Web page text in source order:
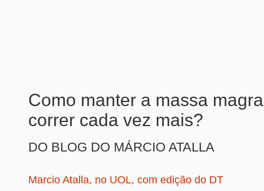
Como manter a massa
correr cada vez mais?
DO BLOG DO MÁRCIO ATALLA
Marcio Atalla, no UOL, com edição do DT